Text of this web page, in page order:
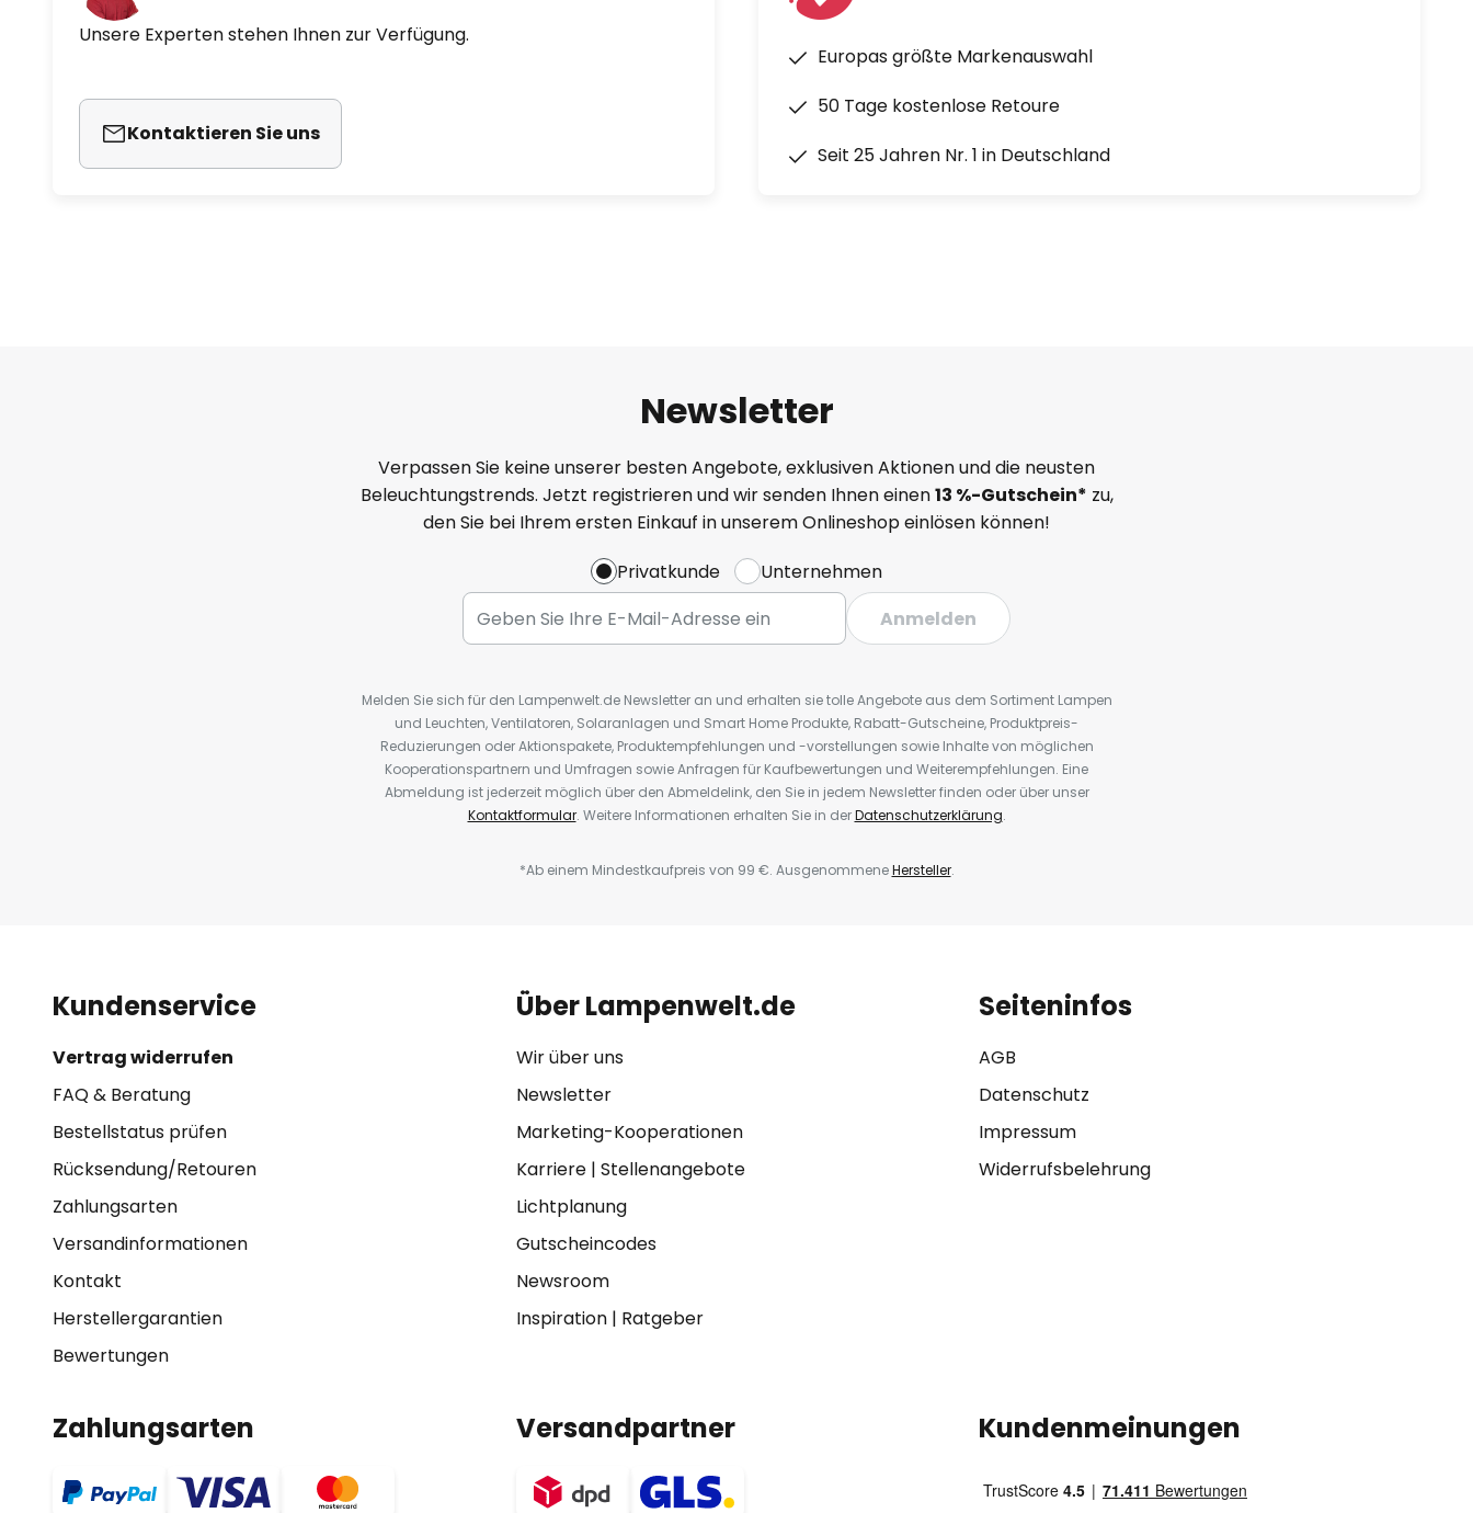
Unsere Experten stehen Ihnen zur Verfügung.
Kontaktieren Sie uns
Europas größte Markenauswahl
50 Tage kostenlose Retoure
Seit 25 Jahren Nr. 1 in Deutschland
Newsletter
Verpassen Sie keine unserer besten Angebote, exklusiven Aktionen und die neusten
Beleuchtungstrends. Jetzt registrieren und wir senden Ihnen einen13 %-Gutschein* zu,
den Sie bei Ihrem ersten Einkauf in unserem Onlineshop einlösen können!
Privatkunde
Unternehmen
Anmelden
Melden Sie sich für den Lampenwelt.de Newsletter an und erhalten sie tolle Angebote aus dem Sortiment Lampen
und Leuchten, Ventilatoren, Solaranlagen und Smart Home Produkte, Rabatt-Gutscheine, Produktpreis-
Reduzierungen oder Aktionspakete, Produktempfehlungen und -vorstellungen sowie Inhalte von möglichen
Kooperationspartnern und Umfragen sowie Anfragen für Kaufbewertungen und Weiterempfehlungen. Eine
Abmeldung ist jederzeit möglich über den Abmeldelink, den Sie in jedem Newsletter finden oder über unser
Kontaktformular. Weitere Informationen erhalten Sie in derDatenschutzerklärung.
*Ab einem Mindestkaufpreis von 99 €. AusgenommeneHersteller.
Kundenservice
Vertrag widerrufen
FAQ & Beratung
Bestellstatus prüfen
Rücksendung/Retouren
Zahlungsarten
Versandinformationen
Kontakt
Herstellergarantien
Bewertungen
Über Lampenwelt.de
Wir über uns
Newsletter
Marketing-Kooperationen
Karriere| Stellenangebote
Lichtplanung
Gutscheincodes
Newsroom
Inspiration| Ratgeber
Seiteninfos
AGB
Datenschutz
Impressum
Widerrufsbelehrung
Zahlungsarten Versandpartner Kundenmeinungen